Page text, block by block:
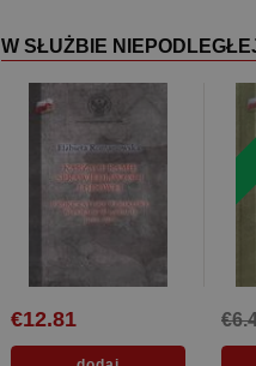
W SŁUŻBIE
€12.81